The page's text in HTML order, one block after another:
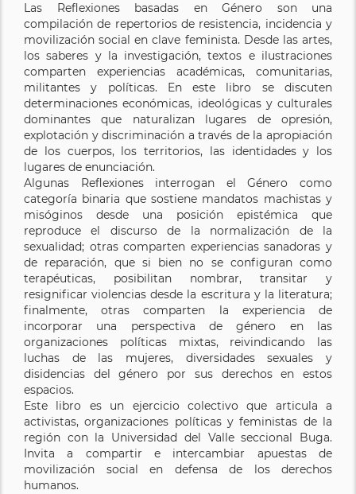
Las Reflexiones basadas en Género son una
compilación de repertorios de resistencia, incidencia y
movilización social en clave feminista. Desde las artes,
los saberes y la investigación, textos e ilustraciones
comparten experiencias académicas, comunitarias,
militantes y políticas. En este libro se discuten
determinaciones económicas, ideológicas y culturales
dominantes que naturalizan lugares de opresión,
explotación y discriminación a través de la apropiación
de los cuerpos, los territorios, las identidades y los
lugares de enunciación.
Algunas Reflexiones interrogan el Género como
categoría binaria que sostiene mandatos machistas y
misóginos desde una posición epistémica que
reproduce el discurso de la normalización de la
sexualidad; otras comparten experiencias sanadoras y
de reparación, que si bien no se configuran como
terapéuticas, posibilitan nombrar, transitar y
resignificar violencias desde la escritura y la literatura;
finalmente, otras comparten la experiencia de
incorporar una perspectiva de género en las
organizaciones políticas mixtas, reivindicando las
luchas de las mujeres, diversidades sexuales y
disidencias del género por sus derechos en estos
espacios.
Este libro es un ejercicio colectivo que articula a
activistas, organizaciones políticas y feministas de la
región con la Universidad del Valle seccional Buga.
Invita a compartir e intercambiar apuestas de
movilización social en defensa de los derechos
humanos.